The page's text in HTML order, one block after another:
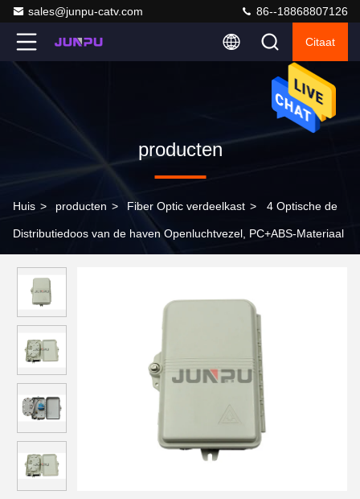
sales@junpu-catv.com 86--18868807126
Citaat
producten
Huis > producten > Fiber Optic verdeelkast > 4 Optische de
Distributiedoos van de haven Openluchtvezel, PC+ABS-Materiaal